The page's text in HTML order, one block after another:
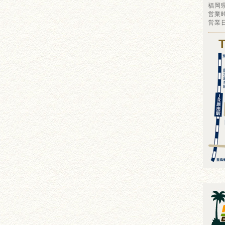
福岡
営業
営業